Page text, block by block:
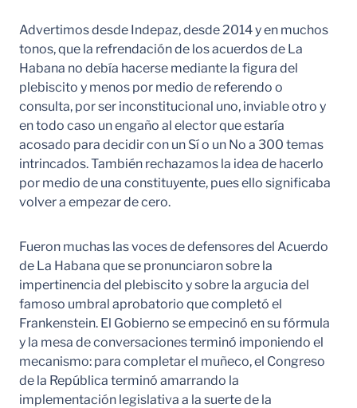
Advertimos desde Indepaz, desde 2014 y en muchos
tonos, que la refrendación de los acuerdos de La
Habana no debía hacerse mediante la figura del
plebiscito y menos por medio de referendo o
consulta, por ser inconstitucional uno, inviable otro y
en todo caso un engaño al elector que estaría
acosado para decidir con un Sí o un No a 300 temas
intrincados. También rechazamos la idea de hacerlo
por medio de una constituyente, pues ello significaba
volver a empezar de cero.
Fueron muchas las voces de defensores del Acuerdo
de La Habana que se pronunciaron sobre la
impertinencia del plebiscito y sobre la argucia del
famoso umbral aprobatorio que completó el
Frankenstein. El Gobierno se empecinó en su fórmula
y la mesa de conversaciones terminó imponiendo el
mecanismo: para completar el muñeco, el Congreso
de la República terminó amarrando la
implementación legislativa a la suerte de la